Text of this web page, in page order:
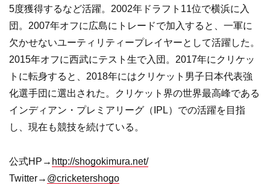
5度獲得するなど活躍。2002年ドラフト11位で横浜に入
団。2007年オフに広島にトレードで加入すると、一軍に
欠かせないユーティリティープレイヤーとして活躍した。
2015年オフに西武にテスト生で入団。2017年にクリケッ
トに転身すると、2018年にはクリケット男子日本代表強
化選手団に選出された。クリケット界の世界最高峰である
インディアン・プレミアリーグ（IPL）での活躍を目指
し、現在も競技を続けている。
公式HP→ http://shogokimura.net/
Twitter→ @cricketershogo